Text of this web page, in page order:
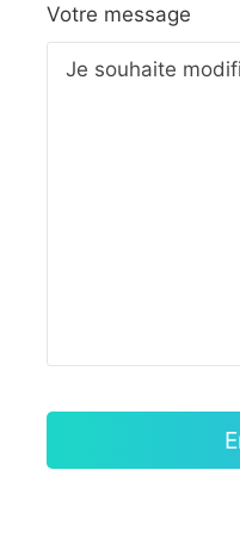
Votre message